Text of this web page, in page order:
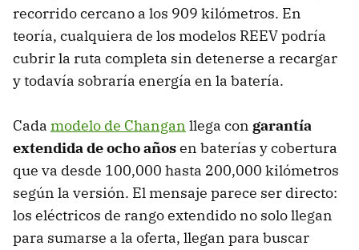
recorrido cercano a los 909 kilómetros. En
teoría, cualquiera de los modelos REEV podría
cubrir la ruta completa sin detenerse a recargar
y todavía sobraría energía en la batería.
Cada modelo de Changan llega con garantía
extendida de ocho añosen baterías y cobertura
que va desde 100,000 hasta 200,000 kilómetros
según la versión. El mensaje parece ser directo:
los eléctricos de rango extendido no solo llegan
para sumarse a la oferta, llegan para buscar